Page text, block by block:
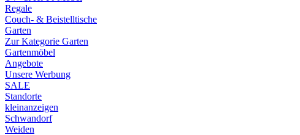
Regale
Couch- & Beistelltische
Garten
Zur Kategorie Garten
Gartenmöbel
Angebote
Unsere Werbung
SALE
Standorte
kleinanzeigen
Schwandorf
Weiden